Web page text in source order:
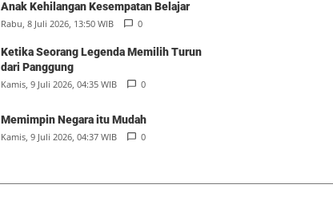
Anak Kehilangan Kesempatan Belajar
Rabu, 8 Juli 2026, 13:50 WIB 0
Ketika Seorang Legenda Memilih Turun
dari Panggung
Kamis, 9 Juli 2026, 04:35 WIB 0
Memimpin Negara itu Mudah
Kamis, 9 Juli 2026, 04:37 WIB 0